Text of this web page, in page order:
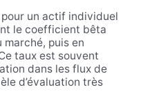
un actif individuel
le coefficient bêta
puis en
taux est souvent
dans les flux de
d’évaluation très